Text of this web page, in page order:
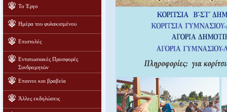
Το Έργο
Ημέρα του φυλακισμένου
Επιστολές
Εντυπωσιακές Προσφορές
Συνδρομητών
Επαινοι και βραβεία
Άλλες εκδηλώσεις